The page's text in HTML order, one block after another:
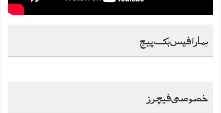
ہمارا فیس بک پیج
خصوصی فیچرز